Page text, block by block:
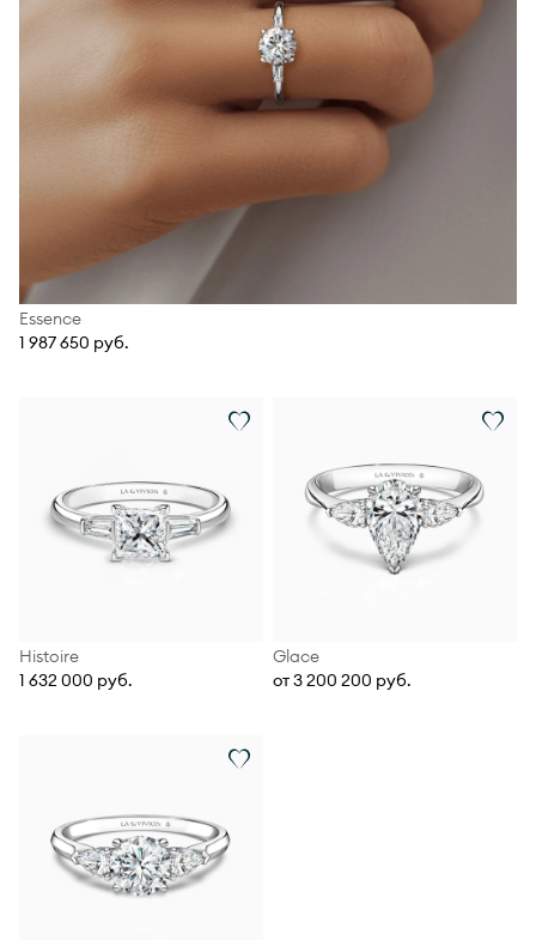
Essence
1 987 650 руб.
Histoire
1 632 000 руб.
Glace
от 3 200 200 руб.